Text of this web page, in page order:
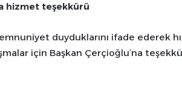
hizmet teşekkürü
duyduklarını ifade ederek
için Başkan Çerçioğlu’na